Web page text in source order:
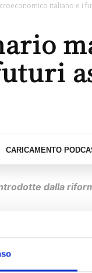
italiano e i
dalla
innovativi, è il